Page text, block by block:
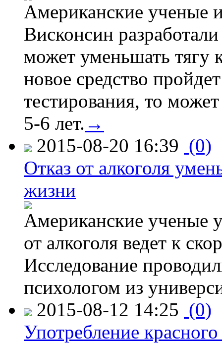
Американские ученые
Висконсин
может уменьшать тягу
новое средство
тестирования, то
5-6 лет. →
2015-08-20 16:39 (0)
Отказ от алкоголя
жизни
Американские ученые
от алкоголя ведет к
Исследование
психологом из
2015-08-12 14:25 (0)
Употребление